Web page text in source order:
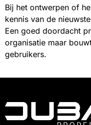
Bij het ontwerpen of
kennis van de
Een goed doordacht
organisatie maar
gebruikers.